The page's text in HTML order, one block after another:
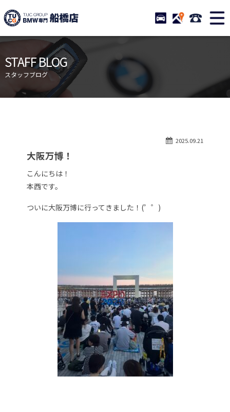
TUCグループ BMW専門 船
STOCK ACCESS 047-
ニュース
在庫リスト
目玉車両一覧
店舗紹介
保証＆サービス
アクセスマップ
自動車保険
納車blog
会社概要
STAFF BLOG
スタッフブログ
2025.09.21
大阪万博！
こんにちは！
本西です。
ついに大阪万博に行ってきました！(゜゜)